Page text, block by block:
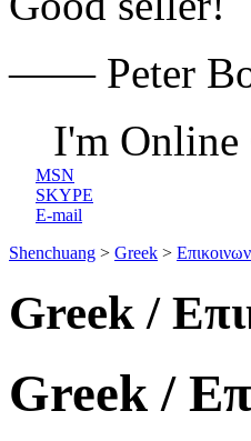
—— Peter
I'm Online
MSN
SKYPE
E-mail
Shenchuang > Greek >
Greek /
Greek /